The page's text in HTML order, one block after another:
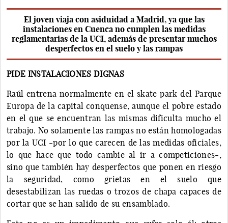
El joven viaja con asiduidad a Madrid, ya que las
instalaciones en Cuenca no cumplen las medidas
reglamentarias de la UCI, además de presentar muchos
desperfectos en el suelo y las rampas
PIDE INSTALACIONES DIGNAS
Raúl entrena normalmente en el skate park del Parque
Europa de la capital conquense, aunque el pobre estado
en el que se encuentran las mismas dificulta mucho el
trabajo. No solamente las rampas no están homologadas
por la UCI -por lo que carecen de las medidas oficiales,
lo que hace que todo cambie al ir a competiciones-,
sino que también hay desperfectos que ponen en riesgo
la seguridad, como grietas en el suelo que
desestabilizan las ruedas o trozos de chapa capaces de
cortar que se han salido de su ensamblado.